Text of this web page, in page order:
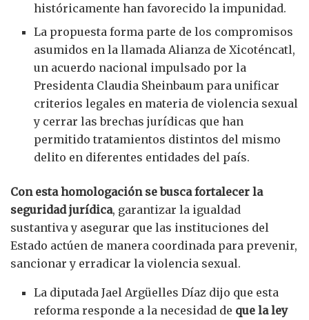
históricamente han favorecido la impunidad.
La propuesta forma parte de los compromisos
asumidos en la llamada Alianza de Xicoténcatl,
un acuerdo nacional impulsado por la
Presidenta Claudia Sheinbaum para unificar
criterios legales en materia de violencia sexual
y cerrar las brechas jurídicas que han
permitido tratamientos distintos del mismo
delito en diferentes entidades del país.
Con esta homologación se busca fortalecer la
seguridad jurídica, garantizar la igualdad
sustantiva y asegurar que las instituciones del
Estado actúen de manera coordinada para prevenir,
sancionar y erradicar la violencia sexual.
La diputada Jael Argüelles Díaz dijo que esta
reforma responde a la necesidad de que la ley